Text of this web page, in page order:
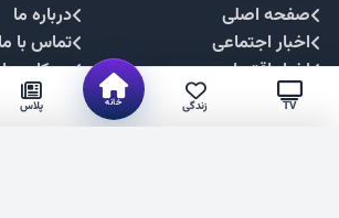
TV زندگی خانه پلاس
صفحه اصلی
اخبار اجتماعی
اخبار اقتصادی
اخبار چندرسانه
درباره ما
تماس با ما
همکاری
تبلیغات